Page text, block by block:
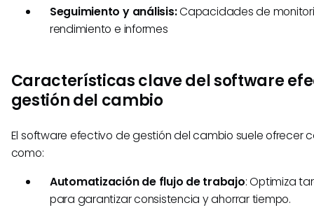
Seguimiento y análisis:Capacidades de
rendimiento e informes
Características clave del software
gestión del cambio
El software efectivo de gestión del cambio suele ofrecer
como:
Automatización de flujo de trabajo: Optimiza
para garantizar consistencia y ahorrar tiempo.